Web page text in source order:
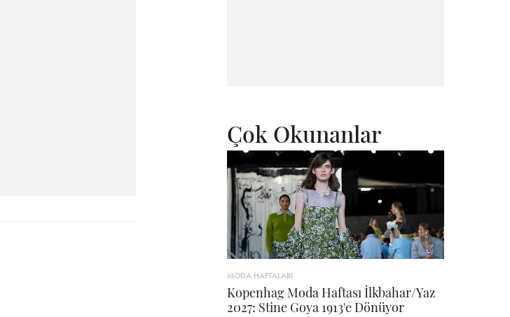
Çok Okunanlar
MODA HAFTALARI
Kopenhag Moda Haftası İlkbahar/Yaz
2027: Stine Goya 1913'e Dönüyor